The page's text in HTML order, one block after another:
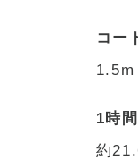
コー
1.5m
1時
約